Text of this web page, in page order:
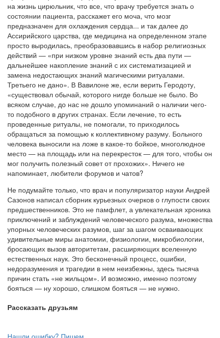
на жизнь цирюльник, что все, что врачу требуется знать о
состоянии пациента, расскажет его моча, что мозг
предназначен для охлаждения сердца... и так далее до
Ассирийского царства, где медицина на определенном этапе
просто выродилась, преобразовавшись в набор религиозных
действий — «при низком уровне знаний есть два пути —
дальнейшее накопление знаний с их систематизацией и
замена недостающих знаний магическими ритуалами.
Третьего не дано». В Вавилоне же, если верить Геродоту,
«существовал обычай, которого нигде больше не было. Во
всяком случае, до нас не дошло упоминаний о наличии чего-
то подобного в других странах. Если лечение, то есть
проведенные ритуалы, не помогали, то приходилось
обращаться за помощью к коллективному разуму. Больного
человека выносили на ложе в какое-то бойкое, многолюдное
место — на площадь или на перекресток — для того, чтобы он
мог получить полезный совет от прохожих». Ничего не
напоминает, любители форумов и чатов?
Не подумайте только, что врач и популяризатор науки Андрей
Сазонов написал сборник курьезных очерков о глупости своих
предшественников. Это не памфлет, а увлекательная хроника
приключений и заблуждений человеческого разума, множества
упорных человеческих разумов, шаг за шагом осваивающих
удивительные миры анатомии, физиологии, микробиологии,
бросающих вызов авторитетам, расширяющих вселенную
естественных наук. Это бесконечный процесс, ошибки,
недоразумения и трагедии в нем неизбежны, здесь тысяча
причин стать «не жильцом». И возможно, именно поэтому
бояться — ну хорошо, слишком бояться — не нужно.
Рассказать друзьям
Нашли ошибку? Пишем